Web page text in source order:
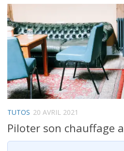
TUTOS 20 AVRIL 2021
Piloter son chauffage